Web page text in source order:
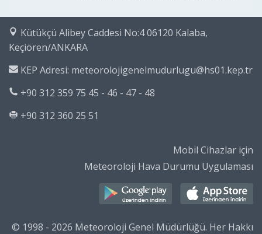
Kütükçü Alibey Caddesi No:4 06120 Kalaba,
Keçiören/ANKARA
KEP Adresi: meteorolojigenelmudurlugu@hs01.kep.tr
+90 312 359 75 45 - 46 - 47 - 48
+90 312 360 25 51
Mobil Cihazlar için
Meteoroloji Hava Durumu Uygulaması
© 1998 - 2026 Meteoroloji Genel Müdürlüğü. Her Hakkı